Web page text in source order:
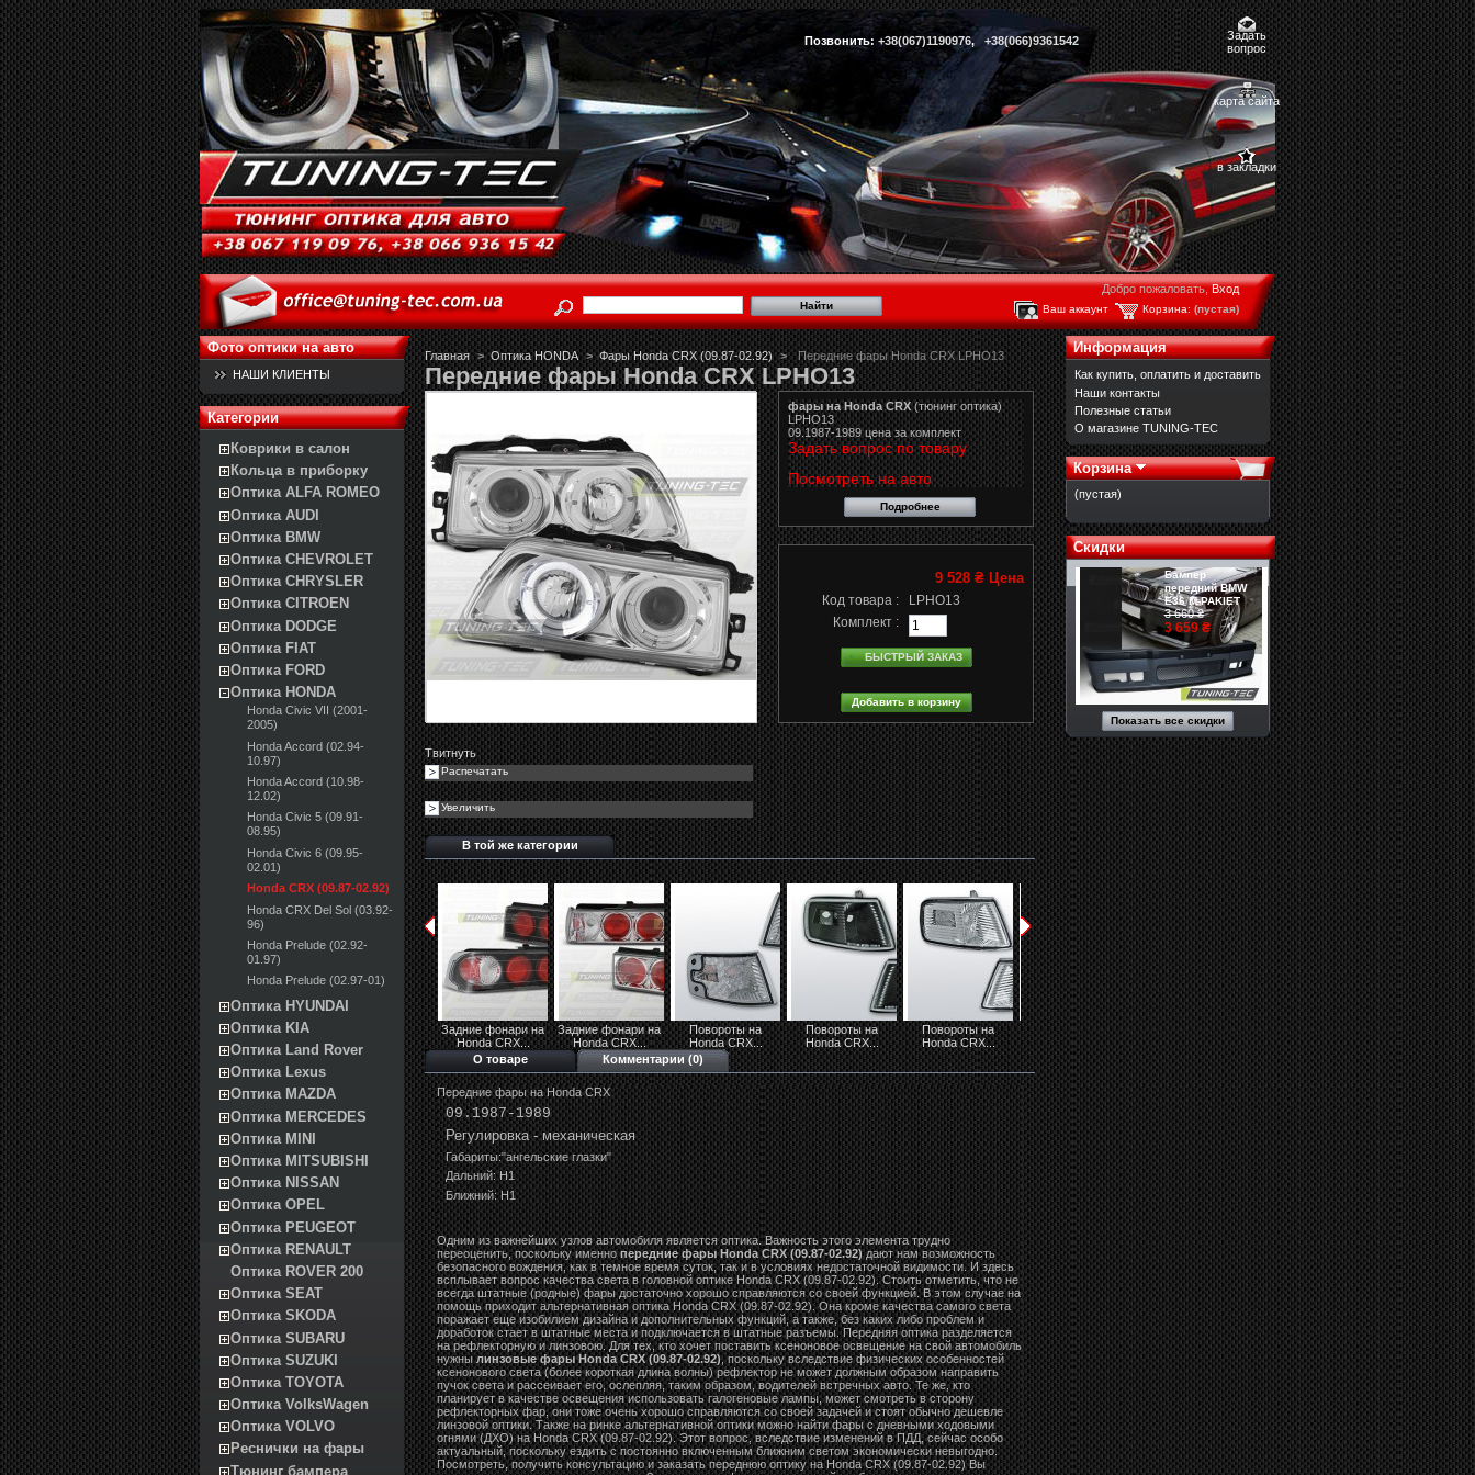
Позвонить: +38(067)1190976, +38(066)9361542
Задать
вопрос
карта сайта
в закладки
Добро пожаловать,Вход
Корзина: (пустая)
Ваш аккаунт
Фото оптики на авто
НАШИ КЛИЕНТЫ
Категории
Коврики в салон
Кольца в приборку
Оптика ALFA ROMEO
Оптика AUDI
Оптика BMW
Оптика CHEVROLET
Оптика CHRYSLER
Оптика CITROEN
Оптика DODGE
Оптика FIAT
Оптика FORD
Оптика HONDA
Honda Civic VII (2001-
2005)
Honda Accord (02.94-
10.97)
Honda Accord (10.98-
12.02)
Honda Civic 5 (09.91-
08.95)
Honda Civic 6 (09.95-
02.01)
Honda CRX (09.87-02.92)
Honda CRX Del Sol (03.92-
96)
Honda Prelude (02.92-
01.97)
Honda Prelude (02.97-01)
Оптика HYUNDAI
Оптика KIA
Оптика Land Rover
Оптика Lexus
Оптика MAZDA
Оптика MERCEDES
Оптика MINI
Оптика MITSUBISHI
Оптика NISSAN
Оптика OPEL
Оптика PEUGEOT
Оптика RENAULT
Оптика ROVER 200
Оптика SEAT
Оптика SKODA
Оптика SUBARU
Оптика SUZUKI
Оптика TOYOTA
Оптика VolksWagen
Оптика VOLVO
Реснички на фары
Тюнинг бампера
Главная > Оптика HONDA > Фары Honda CRX (09.87-02.92) > Передние фары Honda CRX LPHO13
Передние фары Honda CRX LPHO13
Твитнуть
Распечатать
Увеличить
фары на Honda CRX(тюнинг оптика)
LPHO13
09.1987-1989 цена за комплект
Задать вопрос по товару
Посмотреть на авто
Подробнее
9 528 ₴Цена
Код товара :
LPHO13
Комплект :
БЫСТРЫЙ ЗАКАЗ
В той же категории
Задние фонари на
Honda CRX...
Задние фонари на
Honda CRX...
Повороты на
Honda CRX...
Повороты на
Honda CRX...
Повороты на
Honda CRX...
Повороты на
Honda CRX...
Передние фары
Honda CRX...
Передние фары
Honda CRX...
Передние фары
Honda CRX...
О товаре
Комментарии (0)
Передние фары на Honda CRX
09.1987-1989
Регулировка - механическая
Габариты:"ангельские глазки"
Дальний: Н1
Ближний: Н1
Одним из важнейших узлов автомобиля является оптика. Важность этого элемента трудно
переоценить, поскольку именнопередние фары Honda CRX (09.87-02.92)дают нам возможность
безопасного вождения, как в темное время суток, так и в условиях недостаточной видимости. И здесь
всплывает вопрос качества света в головной оптике Honda CRX (09.87-02.92). Стоить отметить, что не
всегда штатные (родные) фары достаточно хорошо справляются со своей функцией. В этом случае на
помощь приходит альтернативная оптика Honda CRX (09.87-02.92). Она кроме качества самого света
поражает еще изобилием дизайна и дополнительных функций, а также, без каких либо проблем и
доработок стает в штатные места и подключается в штатные разъемы. Передняя оптика разделяется
на рефлекторную и линзовою. Для тех, кто хочет поставить ксеноновое освещение на свой автомобиль
нужнылинзовые фары Honda CRX (09.87-02.92), поскольку вследствие физических особенностей
ксенонового света (более короткая длина волны) рефлектор не может должным образом направить
пучок света и рассеивает его, ослепляя, таким образом, водителей встречных авто. Те же, кто
планирует в качестве освещения использовать галогеновые лампы, может смотреть в сторону
рефлекторных фар, они тоже очень хорошо справляются со своей задачей и стоят обычно дешевле
линзовой оптики. Также на ринке альтернативной оптики можно найти фары с дневными ходовыми
огнями (ДХО) на Honda CRX (09.87-02.92). Этот вопрос, вследствие изменений в ПДД, сейчас особо
актуальный, поскольку ездить с постоянно включенным ближним светом экономически невыгодно.
Посмотреть, получить консультацию и заказать переднюю оптику на Honda CRX (09.87-02.92) Вы
Информация
Как купить, оплатить и доставить
Наши контакты
Полезные статьи
О магазине TUNING-TEC
Корзина
(пустая)
Скидки
Бампер
передний BMW
E36 M-PAKIET
3 660 ₴
3 659 ₴
Показать все скидки